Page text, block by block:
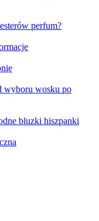
perfum?
wyboru wosku po
bluzki hiszpanki